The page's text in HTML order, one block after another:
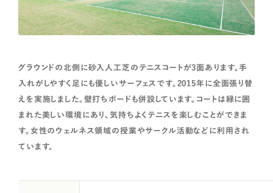
グラウンドの北側に砂入人工芝のテニスコートが3面あります。手
入れがしやすく足にも優しいサーフェスです。2015年に全面張り替
えを実施しました。壁打ちボードも併設しています。コートは緑に囲
まれた美しい環境にあり、気持ちよくテニスを楽しむことができま
す。女性のウェルネス領域の授業やサークル活動などに利用され
ています。